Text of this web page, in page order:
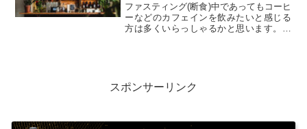
ファスティング(断食)中であってもコーヒ
ーなどのカフェインを飲みたいと感じる
方は多くいらっしゃるかと思います。で
スポンサーリンク